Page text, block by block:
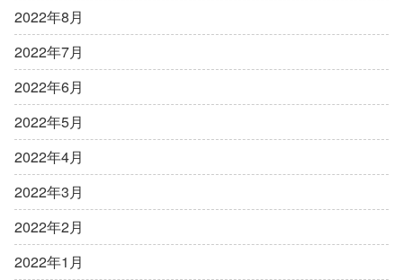
2022年8月
2022年7月
2022年6月
2022年5月
2022年4月
2022年3月
2022年2月
2022年1月